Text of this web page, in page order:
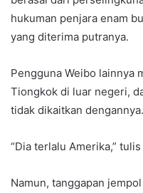
hukuman penjara enam
yang diterima putranya.
Pengguna Weibo lainnya
Tiongkok di luar negeri,
tidak dikaitkan dengannya.
“Dia terlalu Amerika,”
Namun, tanggapan